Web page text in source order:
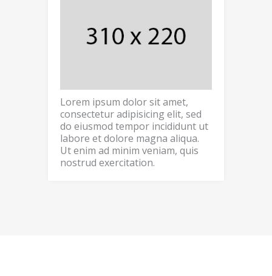
Lorem ipsum dolor sit amet,
consectetur adipisicing elit, sed
do eiusmod tempor incididunt ut
labore et dolore magna aliqua.
Ut enim ad minim veniam, quis
nostrud exercitation.